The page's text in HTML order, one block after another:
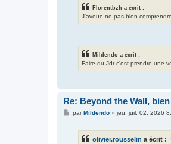
Florentbzh a écrit :
J'avoue ne pas bien
Mildendo a écrit :
Faire du Jdr c'est prendre une
Re: Beyond the Wall,
MparMildendo» jeu. juil. 02, 2026
olivier.rousselin a écrit : ↑